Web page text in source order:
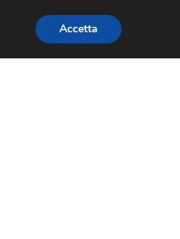
Accetta